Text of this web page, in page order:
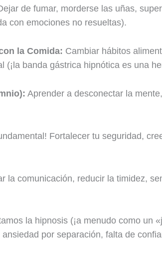
de fumar, morderse las uñas,
con emociones no resueltas).
la Comida: Cambiar hábitos
(¡la banda gástrica hipnótica es una
Aprender a desconectar la
Fortalecer tu seguridad,
la comunicación, reducir la timidez,
la hipnosis (¡a menudo como un
por separación, falta de